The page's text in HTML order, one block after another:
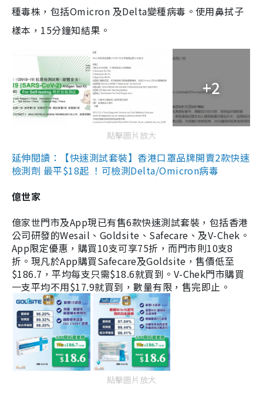
種毒株，包括Omicron 及Delta變種病毒。使用鼻拭子
樣本，15分鐘知結果。
+2
點擊圖片放大
延伸閱讀：【快速測試套裝】香港口罩品牌開賣2款快速
檢測劑 最平$18起 ！可檢測Delta/Omicron病毒
億世家
億家世門市及App現已有售6款快速測試套裝，包括香港
公司研發的Wesail、Goldsite、Safecare、及V-Chek。
App限定優惠，購買10支可享75折，而門市則10支8
折。現凡於App購買Safecare及Goldsite，售價低至
$186.7，平均每支只需$18.6就買到。V-Chek門市購買
一支平均不用$17.9就買到，數量有限，售完即止。
點擊圖片放大